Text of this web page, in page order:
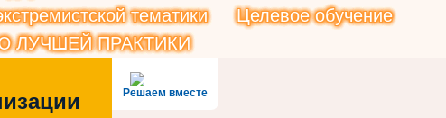
тематики
Целевое обучение
ЛУЧШЕЙ ПРАКТИКИ
Решаем вместе